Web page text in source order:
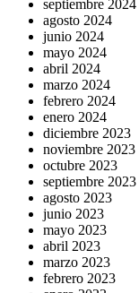
septiembre 2024
agosto 2024
junio 2024
mayo 2024
abril 2024
marzo 2024
febrero 2024
enero 2024
diciembre 2023
noviembre 2023
octubre 2023
septiembre 2023
agosto 2023
junio 2023
mayo 2023
abril 2023
marzo 2023
febrero 2023